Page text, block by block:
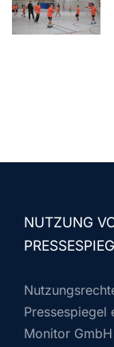
NUTZUNG
Pressespiegel
Monitor